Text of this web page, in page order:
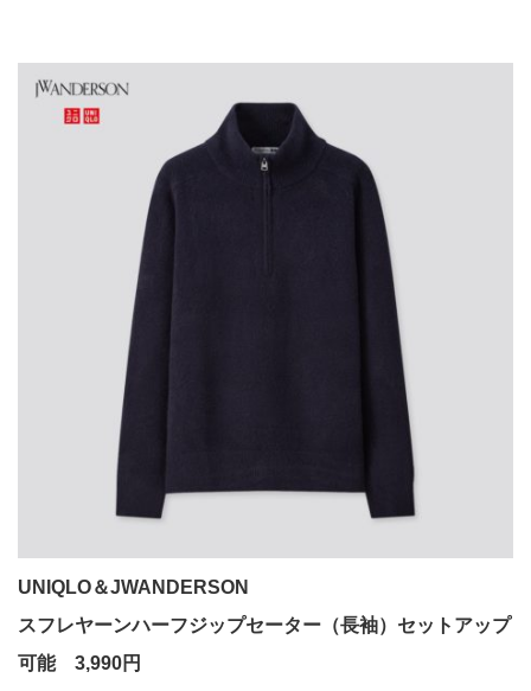
UNIQLO＆JWANDERSON
スフレヤーンハーフジップセーター（長袖）セットアップ
可能 3,990円